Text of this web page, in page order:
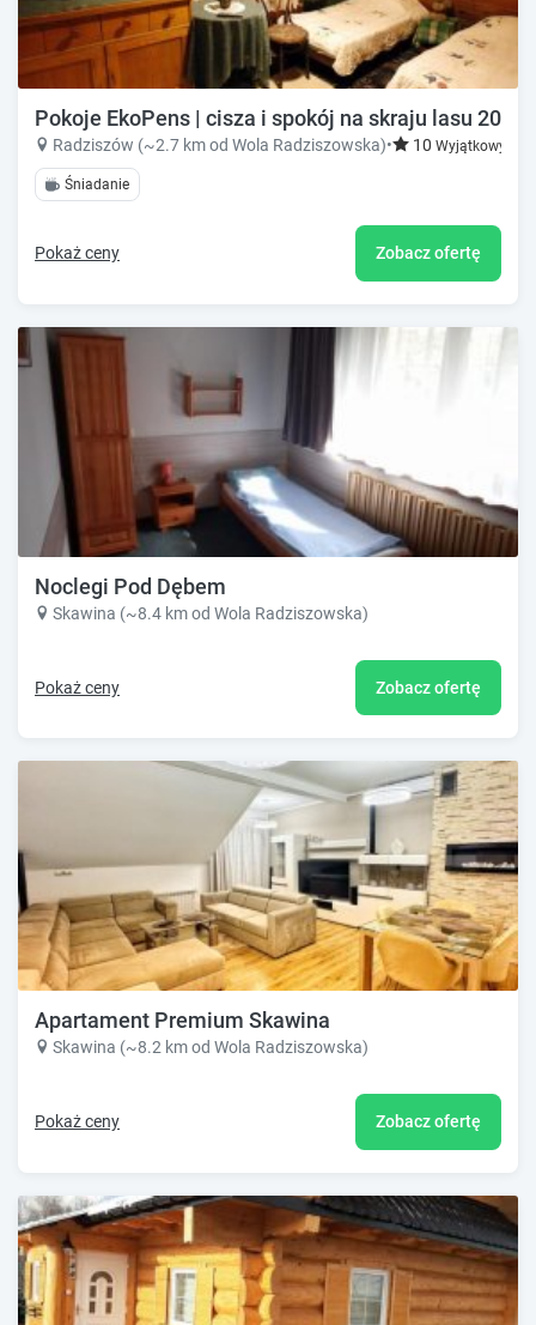
Pokoje EkoPens | cisza i spokój na skraju lasu 20
Radziszów (~2.7 km od Wola Radziszowska)• 10 Wyjątkowy!
Śniadanie
Pokaż ceny Zobacz ofertę
Noclegi Pod Dębem
Skawina (~8.4 km od Wola Radziszowska)
Pokaż ceny Zobacz ofertę
Apartament Premium Skawina
Skawina (~8.2 km od Wola Radziszowska)
Pokaż ceny Zobacz ofertę